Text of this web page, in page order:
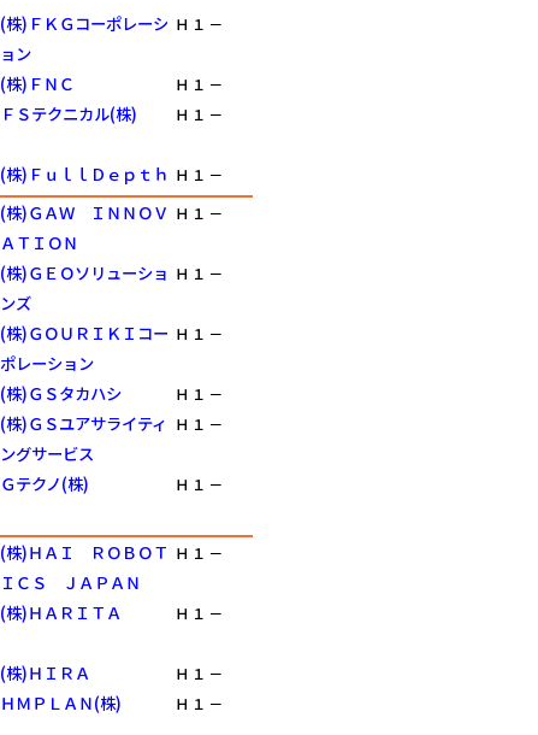
(株)ＦＫＧコーポレーシ
ョン
Ｈ １ －
(株)ＦＮＣ Ｈ １ －
ＦＳテクニカル(株) Ｈ １ －
(株)ＦｕｌｌＤｅｐｔｈ Ｈ １ －
(株)ＧＡＷ ＩＮＮＯＶ
ＡＴＩＯＮ
Ｈ １ －
(株)ＧＥＯソリューショ
ンズ
Ｈ １ －
(株)ＧＯＵＲＩＫＩコー
ポレーション
Ｈ １ －
(株)ＧＳタカハシ Ｈ １ －
(株)ＧＳユアサライティ
ングサービス
Ｈ １ －
Ｇテクノ(株) Ｈ １ －
(株)ＨＡＩ ＲＯＢＯＴ
ＩＣＳ ＪＡＰＡＮ
Ｈ １ －
(株)ＨＡＲＩＴＡ Ｈ １ －
(株)ＨＩＲＡ Ｈ １ －
ＨＭＰＬＡＮ(株) Ｈ １ －